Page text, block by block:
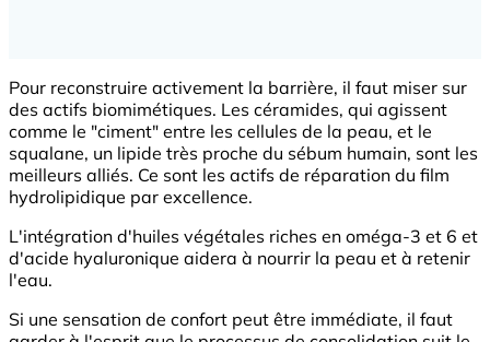
Pour reconstruire activement la barrière, il faut miser sur
des actifs biomimétiques. Les céramides, qui agissent
comme le "ciment" entre les cellules de la peau, et le
squalane, un lipide très proche du sébum humain, sont les
meilleurs alliés. Ce sont les actifs de réparation du film
hydrolipidique par excellence.
L'intégration d'huiles végétales riches en oméga-3 et 6 et
d'acide hyaluronique aidera à nourrir la peau et à retenir
l'eau.
Si une sensation de confort peut être immédiate, il faut